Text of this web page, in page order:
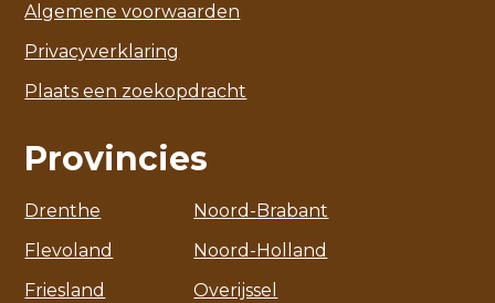
Algemene voorwaarden
Privacyverklaring
Plaats een zoekopdracht
Provincies
Drenthe
Flevoland
Friesland
Noord-Brabant
Noord-Holland
Overijssel